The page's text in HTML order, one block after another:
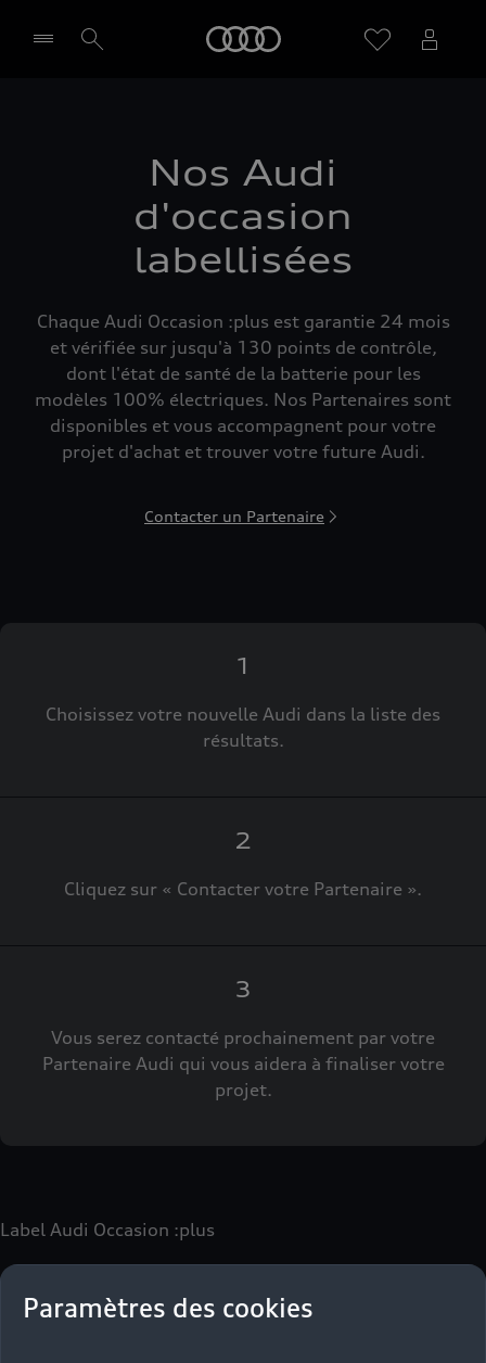
Nos Audi
d'occasion
labellisées
Chaque Audi Occasion :plus est garantie 24 mois
et vérifiée sur jusqu'à 130 points de contrôle,
dont l'état de santé de la batterie pour les
modèles 100% électriques. Nos Partenaires sont
disponibles et vous accompagnent pour votre
projet d'achat et trouver votre future Audi.
Contacter un Partenaire
1
Choisissez votre nouvelle Audi dans la liste des
résultats.
2
Cliquez sur « Contacter votre Partenaire ».
3
Vous serez contacté prochainement par votre
Partenaire Audi qui vous aidera à finaliser votre
projet.
Label Audi Occasion :plus
Le label Audi Occasion:plusvous permet d’acquérir un
Paramètres des cookies